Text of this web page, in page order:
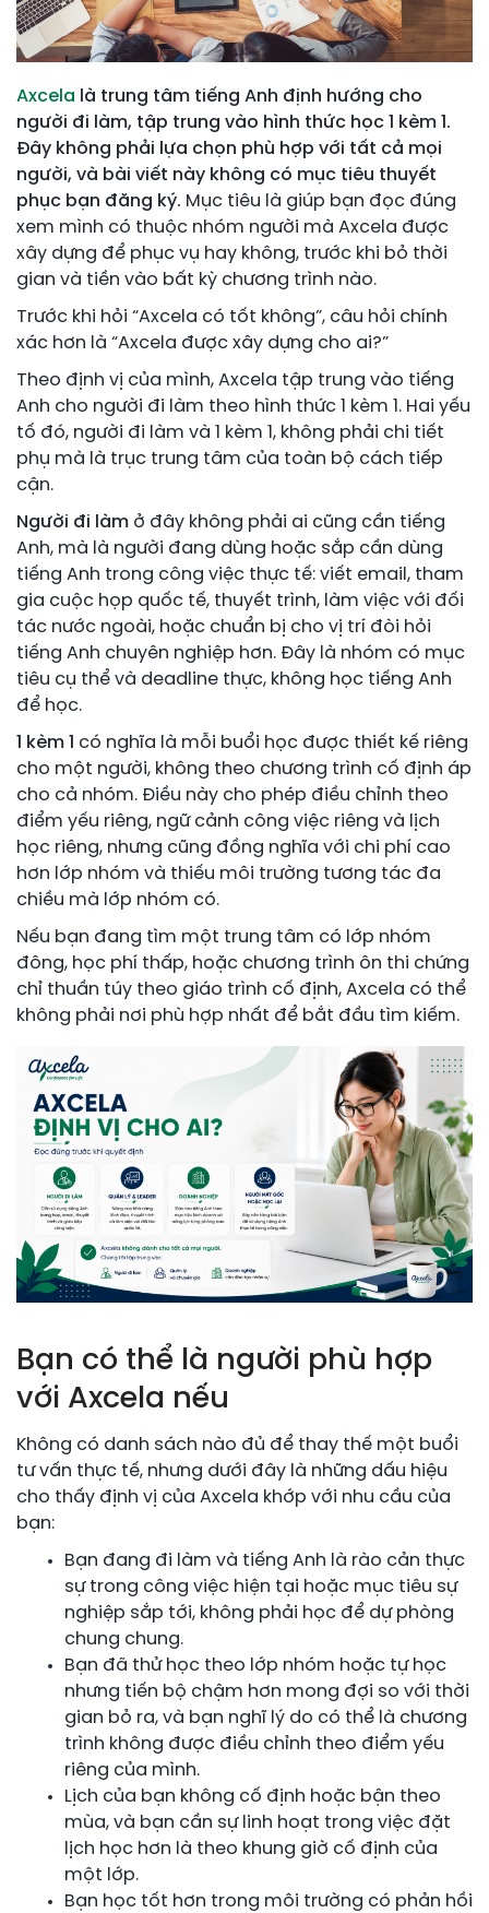
Axcela là trung tâm tiếng Anh định hướng cho
người đi làm, tập trung vào hình thức học 1 kèm 1.
Đây không phải lựa chọn phù hợp với tất cả mọi
người, và bài viết này không có mục tiêu thuyết
phục bạn đăng ký. Mục tiêu là giúp bạn đọc đúng
xem mình có thuộc nhóm người mà Axcela được
xây dựng để phục vụ hay không, trước khi bỏ thời
gian và tiền vào bất kỳ chương trình nào.
Trước khi hỏi “Axcela có tốt không”, câu hỏi chính
xác hơn là “Axcela được xây dựng cho ai?”
Theo định vị của mình, Axcela tập trung vào tiếng
Anh cho người đi làm theo hình thức 1 kèm 1. Hai yếu
tố đó, người đi làm và 1 kèm 1, không phải chi tiết
phụ mà là trục trung tâm của toàn bộ cách tiếp
cận.
Người đi làm ở đây không phải ai cũng cần tiếng
Anh, mà là người đang dùng hoặc sắp cần dùng
tiếng Anh trong công việc thực tế: viết email, tham
gia cuộc họp quốc tế, thuyết trình, làm việc với đối
tác nước ngoài, hoặc chuẩn bị cho vị trí đòi hỏi
tiếng Anh chuyên nghiệp hơn. Đây là nhóm có mục
tiêu cụ thể và deadline thực, không học tiếng Anh
để học.
1 kèm 1 có nghĩa là mỗi buổi học được thiết kế riêng
cho một người, không theo chương trình cố định áp
cho cả nhóm. Điều này cho phép điều chỉnh theo
điểm yếu riêng, ngữ cảnh công việc riêng và lịch
học riêng, nhưng cũng đồng nghĩa với chi phí cao
hơn lớp nhóm và thiếu môi trường tương tác đa
chiều mà lớp nhóm có.
Nếu bạn đang tìm một trung tâm có lớp nhóm
đông, học phí thấp, hoặc chương trình ôn thi chứng
chỉ thuần túy theo giáo trình cố định, Axcela có thể
không phải nơi phù hợp nhất để bắt đầu tìm kiếm.
Bạn có thể là người phù hợp
với Axcela nếu
Không có danh sách nào đủ để thay thế một buổi
tư vấn thực tế, nhưng dưới đây là những dấu hiệu
cho thấy định vị của Axcela khớp với nhu cầu của
bạn:
Bạn đang đi làm và tiếng Anh là rào cản thực
sự trong công việc hiện tại hoặc mục tiêu sự
nghiệp sắp tới, không phải học để dự phòng
chung chung.
Bạn đã thử học theo lớp nhóm hoặc tự học
nhưng tiến bộ chậm hơn mong đợi so với thời
gian bỏ ra, và bạn nghĩ lý do có thể là chương
trình không được điều chỉnh theo điểm yếu
riêng của mình.
Lịch của bạn không cố định hoặc bận theo
mùa, và bạn cần sự linh hoạt trong việc đặt
lịch học hơn là theo khung giờ cố định của
một lớp.
Bạn học tốt hơn trong môi trường có phản hồi